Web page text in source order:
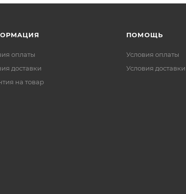
оплаты
доставки
на товар
ПОМОЩЬ
Условия оплаты
Условия доставки